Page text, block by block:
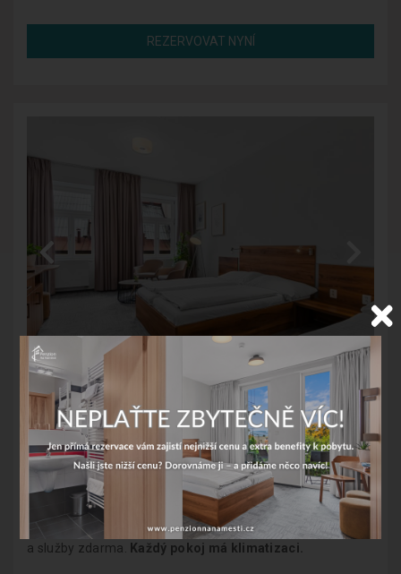
REZERVOVAT NYNÍ
Třílůžkový pokoj
Třilůžkový pokoj s výhledem na historické centrum
disponuje vlastním sociální zařízení se sprchou a WC,
satelitní TV, lednicí a internetovým připojením zdarma. Dítě
do 12 let, sleva 20%. Dítě od 0 do 3 let bez nároku na lůžko
a služby zdarma.
Každý pokoj má klimatizaci.